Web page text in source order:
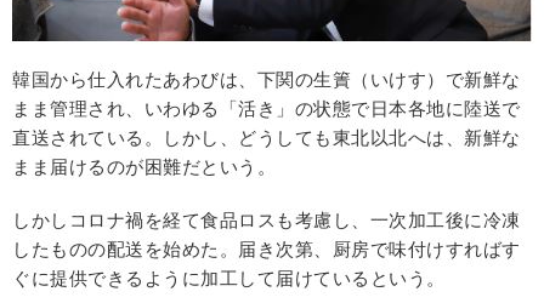
韓国から仕入れたあわびは、下関の生簀（いけす）で新鮮な
まま管理され、いわゆる「活き」の状態で日本各地に陸送で
直送されている。しかし、どうしても東北以北へは、新鮮な
まま届けるのが困難だという。
しかしコロナ禍を経て食品ロスも考慮し、一次加工後に冷凍
したものの配送を始めた。届き次第、厨房で味付けすればす
ぐに提供できるように加工して届けているという。